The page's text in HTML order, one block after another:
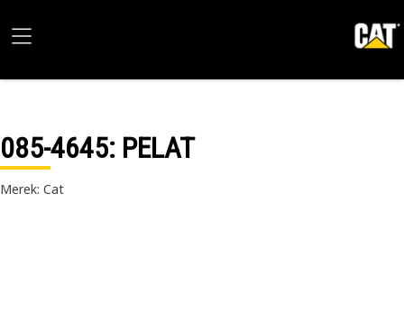
085-4645: PELAT
Merek: Cat